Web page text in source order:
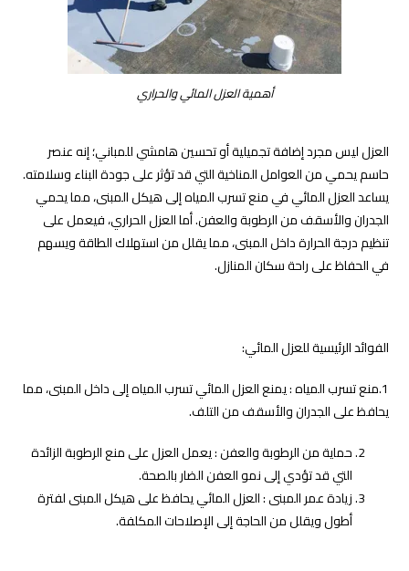
أهمية العزل المائي والحراري
العزل ليس مجرد إضافة تجميلية أو تحسين هامشي للمباني؛ إنه عنصر
حاسم يحمي من العوامل المناخية التي قد تؤثر على جودة البناء وسلامته.
يساعد العزل المائي في منع تسرب المياه إلى هيكل المبنى، مما يحمي
الجدران والأسقف من الرطوبة والعفن. أما العزل الحراري، فيعمل على
تنظيم درجة الحرارة داخل المبنى، مما يقلل من استهلاك الطاقة ويسهم
في الحفاظ على راحة سكان المنازل.
الفوائد الرئيسية للعزل المائي:
1.منع تسرب المياه : يمنع العزل المائي تسرب المياه إلى داخل المبنى، مما
يحافظ على الجدران والأسقف من التلف.
حماية من الرطوبة والعفن : يعمل العزل على منع الرطوبة الزائدة
التي قد تؤدي إلى نمو العفن الضار بالصحة.
زيادة عمر المبنى : العزل المائي يحافظ على هيكل المبنى لفترة
أطول ويقلل من الحاجة إلى الإصلاحات المكلفة.